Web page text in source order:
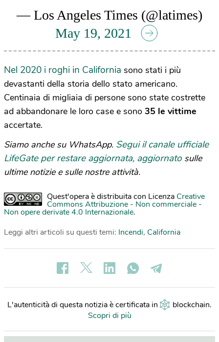
— Los Angeles Times (@latimes)
May 19, 2021
Nel 2020 i roghi in California sono stati i più
devastanti della storia dello stato americano.
Centinaia di migliaia di persone sono state costrette
ad abbandonare le loro case e sono 35 le vittime
accertate.
Siamo anche su WhatsApp. Segui il canale ufficiale
LifeGate per restare aggiornata, aggiornato sulle
ultime notizie e sulle nostre attività.
Quest'opera è distribuita con Licenza Creative
Commons Attribuzione - Non commerciale -
Non opere derivate 4.0 Internazionale.
Leggi altri articoli su questi temi: Incendi, California
L'autenticità di questa notizia è certificata in blockchain.
Scopri di più